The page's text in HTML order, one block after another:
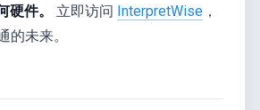
硬件。
立即访问 InterpretWise ，
的未来。